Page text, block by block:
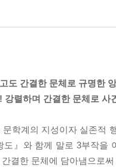
도 간결한 문체로 규명한
강렬하며 간결한 문체로
문학계의 지성이자 실존적
도』와 함께 말로 3부작
결한 문체에 담아냄으로